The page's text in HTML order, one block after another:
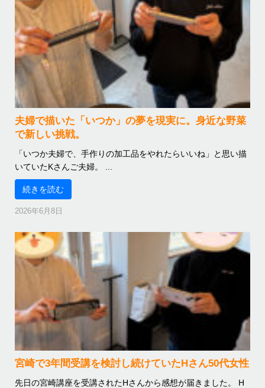
夫婦で描いた「いつか」の夢を現実に。身近な野菜
で新しい挑戦。
「いつか夫婦で、手作りの加工品をやれたらいいね」と思い描
いていたKさんご夫婦。 ...
続きを読む
2026年6月8日
宮崎で3年間受講を検討し続けていたHさん50代女性
先日の宮崎講座を受講されたHさんから感想が届きました。 H